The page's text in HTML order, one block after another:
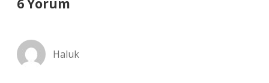
6 Yorum
Haluk